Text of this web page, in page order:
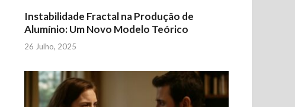
Instabilidade Fractal na Produção de
Alumínio: Um Novo Modelo Teórico
26 Julho, 2025